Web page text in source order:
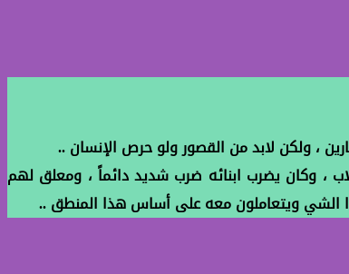
، ولكن لابد من القصور ولو حرص الإنسان ..
، وكان يضرب ابنائه ضرب شديد دائماً ، ومعلق لهم
الشي ويتعاملون معه على أساس هذا المنطق ..